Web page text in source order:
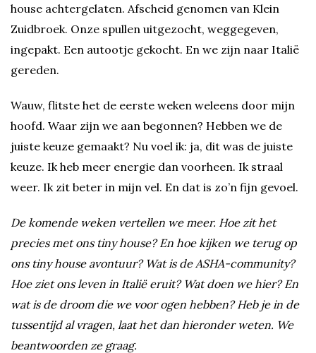
house achtergelaten. Afscheid genomen van Klein
Zuidbroek. Onze spullen uitgezocht, weggegeven,
ingepakt. Een autootje gekocht. En we zijn naar Italië
gereden.
Wauw, flitste het de eerste weken weleens door mijn
hoofd. Waar zijn we aan begonnen? Hebben we de
juiste keuze gemaakt? Nu voel ik: ja, dit was de juiste
keuze. Ik heb meer energie dan voorheen. Ik straal
weer. Ik zit beter in mijn vel. En dat is zo’n fijn gevoel.
De komende weken vertellen we meer. Hoe zit het
precies met ons tiny house? En hoe kijken we terug op
ons tiny house avontuur? Wat is de ASHA-community?
Hoe ziet ons leven in Italië eruit? Wat doen we hier? En
wat is de droom die we voor ogen hebben? Heb je in de
tussentijd al vragen, laat het dan hieronder weten. We
beantwoorden ze graag.